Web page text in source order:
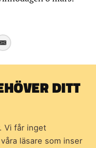
DITT
Vi får inget
läsare som inser